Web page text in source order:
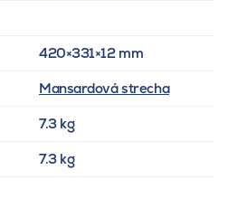
420×331×12 mm
Mansardová strecha
7.3 kg
7.3 kg